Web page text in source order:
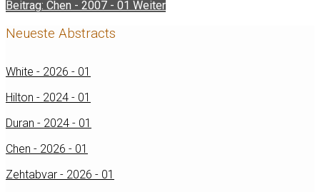
Beitrag: Chen - 2007 - 01 Weiter
Neueste Abstracts
White - 2026 - 01
Hilton - 2024 - 01
Duran - 2024 - 01
Chen - 2026 - 01
Zehtabvar - 2026 - 01